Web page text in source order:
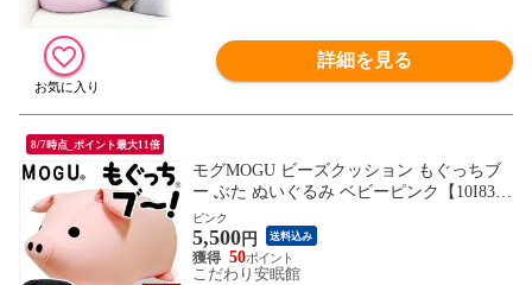
詳細を見る
8/7時点_ポイント最大11倍
モグMOGU ビーズクッション もぐっちブ
ー ぶた ぬいぐるみ ベビーピンク【10I8337
1】
ピンク
5,500円 送料込み
50
こだわり安眠館